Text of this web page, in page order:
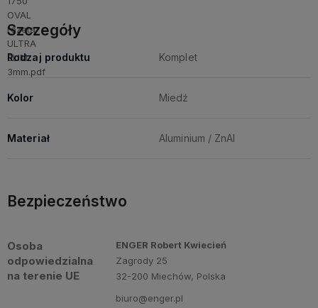
Szczegóły
Rodzaj produktu Komplet
Kolor Miedź
Materiał Aluminium / ZnAl
Bezpieczeństwo
Osoba
odpowiedzialna
na terenie UE
ENGER Robert Kwiecień
Zagrody 25
32-200 Miechów, Polska
biuro@enger.pl